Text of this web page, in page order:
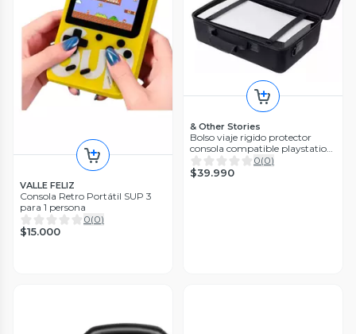
VALLE FELIZ
Consola Retro Portátil SUP 3
para 1 persona
0(0)
$15.000
& Other Stories
Bolso viaje rigido protector
consola compatible playstation
5 PRO / ps5 portal / ps5 Slim
0(0)
$39.990